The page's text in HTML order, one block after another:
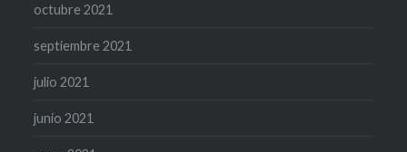
octubre 2021
septiembre 2021
julio 2021
junio 2021